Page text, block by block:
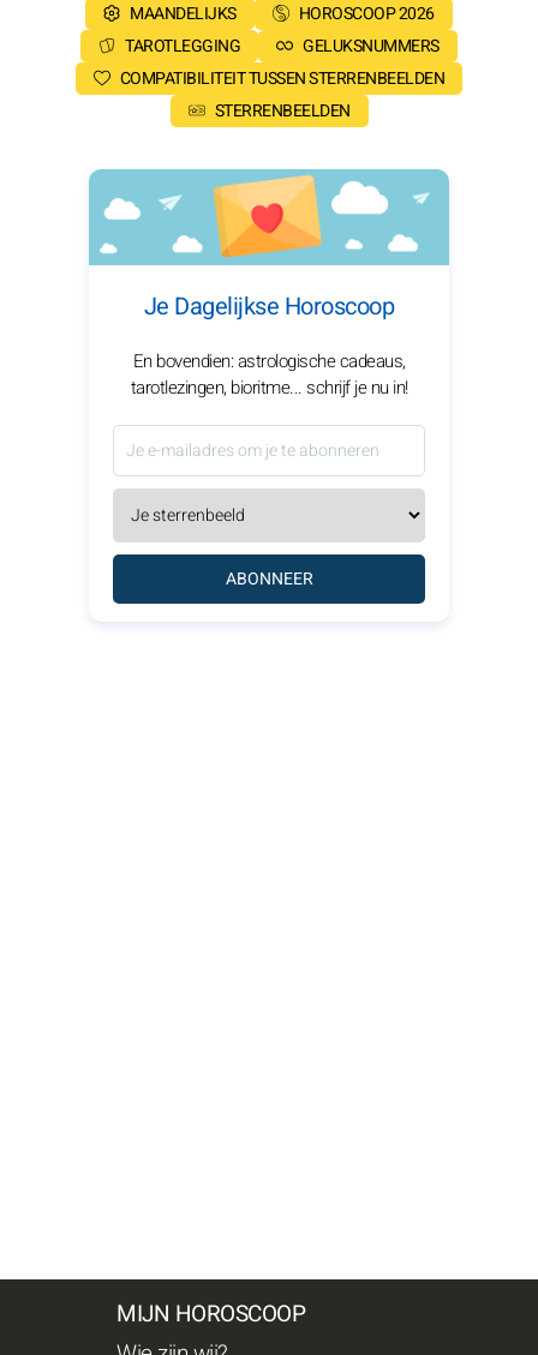
MAANDELIJKS
HOROSCOOP 2026
TAROTLEGGING
GELUKSNUMMERS
COMPATIBILITEIT TUSSEN STERRENBEELDEN
STERRENBEELDEN
Je Dagelijkse Horoscoop
En bovendien: astrologische cadeaus,
tarotlezingen, bioritme... schrijf je nu in!
ABONNEER
MIJN HOROSCOOP